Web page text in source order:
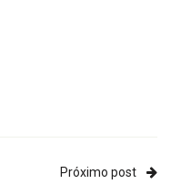
Próximo post